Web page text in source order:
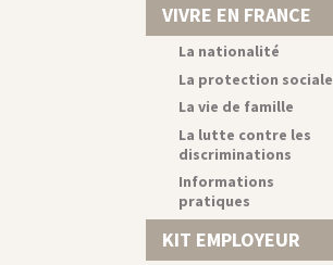
VIVRE EN FRANCE
La nationalité
La protection sociale
La vie de famille
La lutte contre les
discriminations
Informations
pratiques
KIT EMPLOYEUR